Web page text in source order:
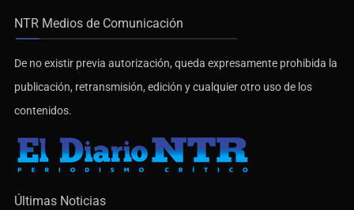
NTR Medios de Comunicación
De no existir previa autorización, queda expresamente prohibida la
publicación, retransmisión, edición y cualquier otro uso de los
contenidos.
Últimas Noticias